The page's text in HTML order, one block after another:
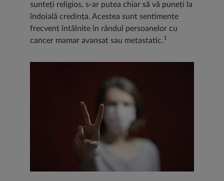
sunteți religios, s-ar putea chiar să vă puneți la
îndoială credința. Acestea sunt sentimente
frecvent întâlnite în rândul persoanelor cu
cancer mamar avansat sau metastatic.1